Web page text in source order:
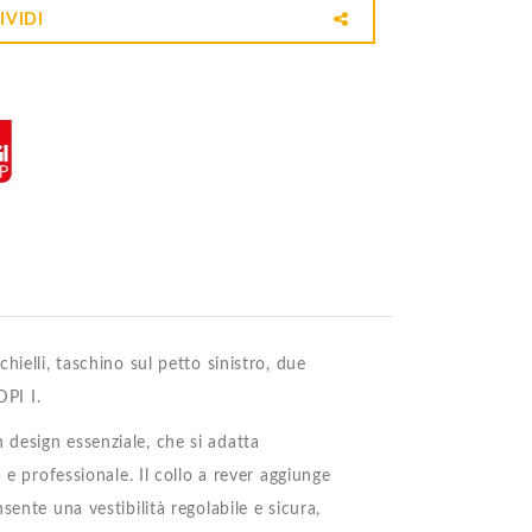
taschino sul petto sinistro, due
I.
essenziale, che si adatta
professionale. Il collo a rever aggiunge
una vestibilità regolabile e sicura,